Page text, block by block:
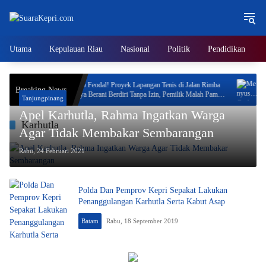
Utama Kepulauan Riau Nasional Politik Pendidikan
Breaking News
Neo Feodal! Proyek Lapangan Tenis di Jalan Rimba
Jaya Berani Berdiri Tanpa Izin, Pemilik Malah Pamer
Progres 70 Persen
Karhutla
Tanjungpinang
Apel Karhutla, Rahma Ingatkan Warga
Agar Tidak Membakar Sembarangan
Rabu, 24 Februari 2021
Polda Dan Pemprov Kepri Sepakat Lakukan
Penanggulangan Karhutla Serta Kabut Asap
Batam Rabu, 18 September 2019